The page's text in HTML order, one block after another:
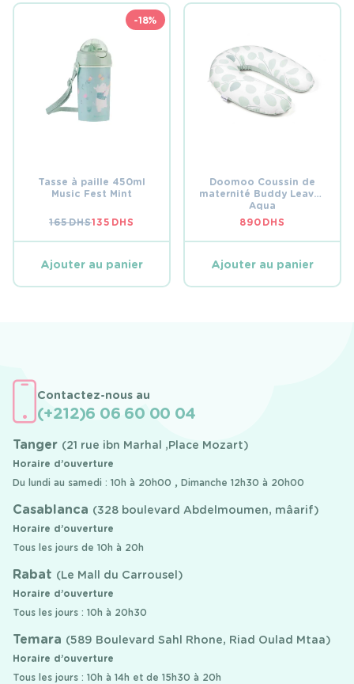
-18%
Tasse à paille 450ml
Music Fest Mint
165DHSLE
PRIX
ÉTAIT :
135 DHS
LE
PRIX
EST :
Ajouter au panier
Doomoo Coussin de
maternité Buddy Leaves
Aqua
890 DHS
Ajouter au panier
Contactez-nous au
(+212)6 06 60 00 04
Tanger (21 rue ibn Marhal ,Place Mozart)
Horaire d’ouverture
Du lundi au samedi : 10h à 20h00 , Dimanche 12h30 à 20h00
Casablanca (328 boulevard Abdelmoumen, mâarif)
Horaire d’ouverture
Tous les jours de 10h à 20h
Rabat (Le Mall du Carrousel)
Horaire d’ouverture
Tous les jours : 10h à 20h30
Temara (589 Boulevard Sahl Rhone, Riad Oulad Mtaa)
Horaire d’ouverture
Tous les jours : 10h à 14h et de 15h30 à 20h